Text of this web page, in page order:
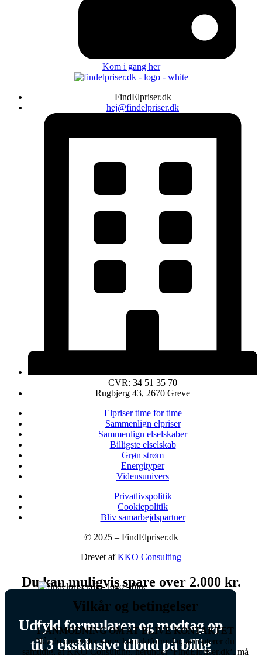
Kom i gang her
FindElpriser.dk
hej@findelpriser.dk
CVR: 34 51 35 70
Rugbjerg 43, 2670 Greve
Elpriser time for time
Sammenlign elpriser
Sammenlign elselskaber
Billigste elselskab
Grøn strøm
Energityper
Vidensunivers
Privatlivspolitik
Cookiepolitik
Bliv samarbejdspartner
© 2025 – FindElpriser.dk
Drevet afKKO Consulting
Sammenlign elpriser
Sammenlign elselskaber
Vilkår og betingelser
1. ANMODNING OM AT BLIVE KONTAKTET
Når du anvender vores kontaktformular, accepterer du
samtidig, at KKO Consulting, herunder ‘FindElpriser.dk’, må
Udfyld formularen og modtag op
til 3 eksklusive tilbud på billig
Du kan muligvis spare over 2.000 kr.